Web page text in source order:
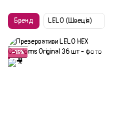
Бренд LELO (Швеція)
Акція
−15%